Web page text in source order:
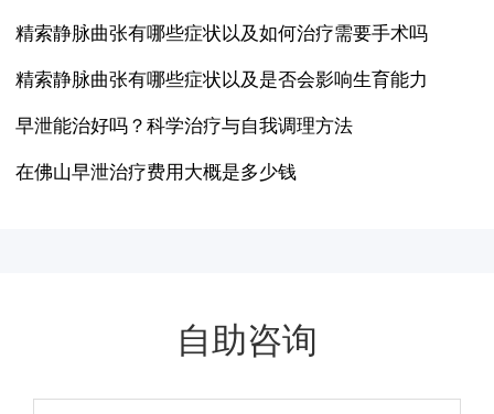
精索静脉曲张有哪些症状以及如何治疗需要手术吗
精索静脉曲张有哪些症状以及是否会影响生育能力
早泄能治好吗？科学治疗与自我调理方法
在佛山早泄治疗费用大概是多少钱
自助咨询